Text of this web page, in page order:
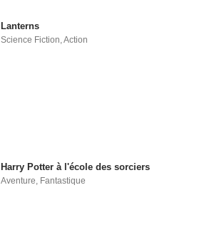
Lanterns
Science Fiction,Action
Harry Potter à l'école des sorciers
Aventure, Fantastique